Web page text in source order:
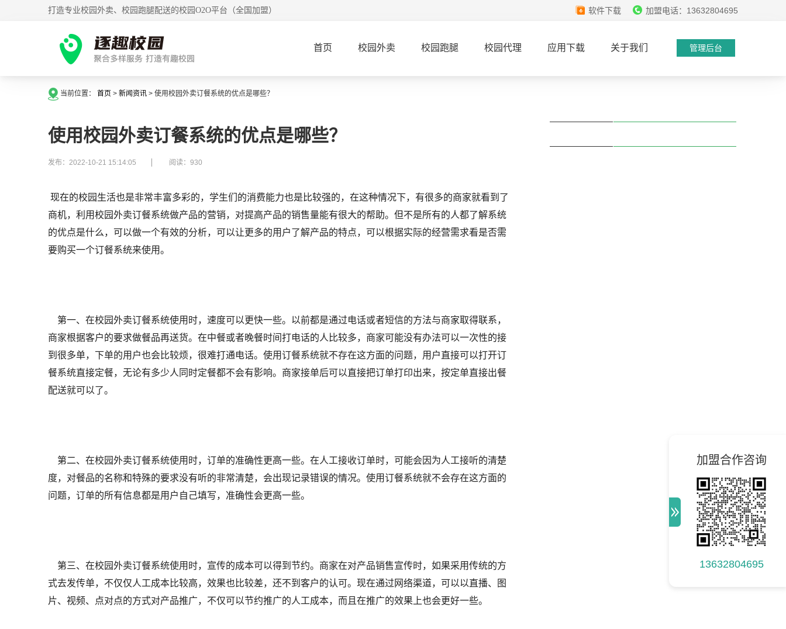
打造专业校园外卖、校园跑腿配送的校园O2O平台（全国加盟） 软件下载 加盟电话：13632804695
首页 校园外卖 校园跑腿 校园代理 应用下载 关于我们 管理后台
加盟合作咨询
13632804695
当前位置： 首页 > 新闻资讯 > 使用校园外卖订餐系统的优点是哪些？
使用校园外卖订餐系统的优点是哪些？
发布：2022-10-21 15:14:05 阅读：930
现在的校园生活也是非常丰富多彩的，学生们的消费能力也是比较强的，在这种情况下，有很多的商家就看到了
商机，利用校园外卖订餐系统做产品的营销，对提高产品的销售量能有很大的帮助。但不是所有的人都了解系统
的优点是什么，可以做一个有效的分析，可以让更多的用户了解产品的特点，可以根据实际的经营需求看是否需
要购买一个订餐系统来使用。
第一、在校园外卖订餐系统使用时，速度可以更快一些。以前都是通过电话或者短信的方法与商家取得联系，
商家根据客户的要求做餐品再送货。在中餐或者晚餐时间打电话的人比较多，商家可能没有办法可以一次性的接
到很多单，下单的用户也会比较烦，很难打通电话。使用订餐系统就不存在这方面的问题，用户直接可以打开订
餐系统直接定餐，无论有多少人同时定餐都不会有影响。商家接单后可以直接把订单打印出来，按定单直接出餐
配送就可以了。
第二、在校园外卖订餐系统使用时，订单的准确性更高一些。在人工接收订单时，可能会因为人工接听的清楚
度，对餐品的名称和特殊的要求没有听的非常清楚，会出现记录错误的情况。使用订餐系统就不会存在这方面的
问题，订单的所有信息都是用户自己填写，准确性会更高一些。
第三、在校园外卖订餐系统使用时，宣传的成本可以得到节约。商家在对产品销售宣传时，如果采用传统的方
式去发传单，不仅仅人工成本比较高，效果也比较差，还不到客户的认可。现在通过网络渠道，可以以直播、图
片、视频、点对点的方式对产品推广，不仅可以节约推广的人工成本，而且在推广的效果上也会更好一些。